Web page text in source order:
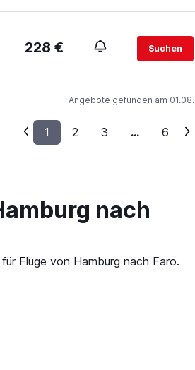
228 € Suchen
Angebote gefunden am 01.08.
1 2 3 ... 6
nach
Flüge von Hamburg nach Faro.